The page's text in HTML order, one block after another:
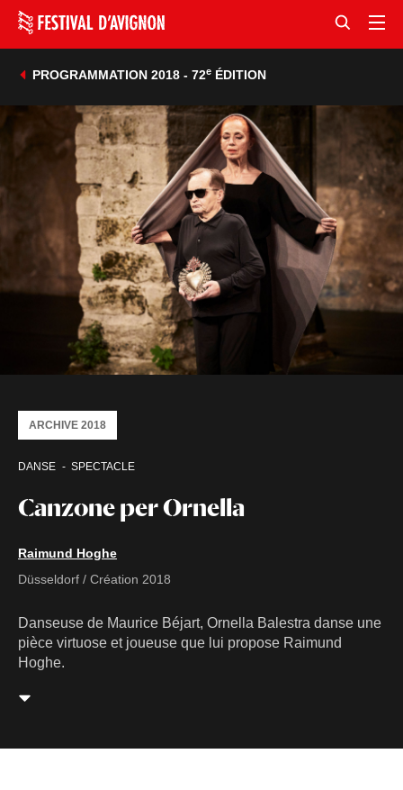
PROGRAMMATION 2018 - 72eÉDITION
Canzone per Ornella
DANSE SPECTACLE
ARCHIVE 2018
Raimund Hoghe
Düsseldorf / Création 2018
Danseuse de Maurice Béjart, Ornella Balestra danse une
pièce virtuose et joueuse que lui propose Raimund
Hoghe.